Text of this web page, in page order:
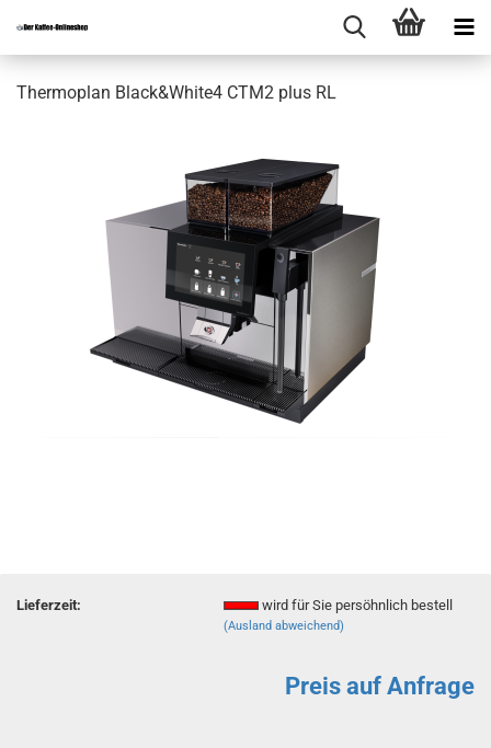
Thermoplan Black&White4 CTM2 plus RL
Lieferzeit: wird für Sie persöhnlich bestell
(Ausland abweichend)
Preis auf Anfrage